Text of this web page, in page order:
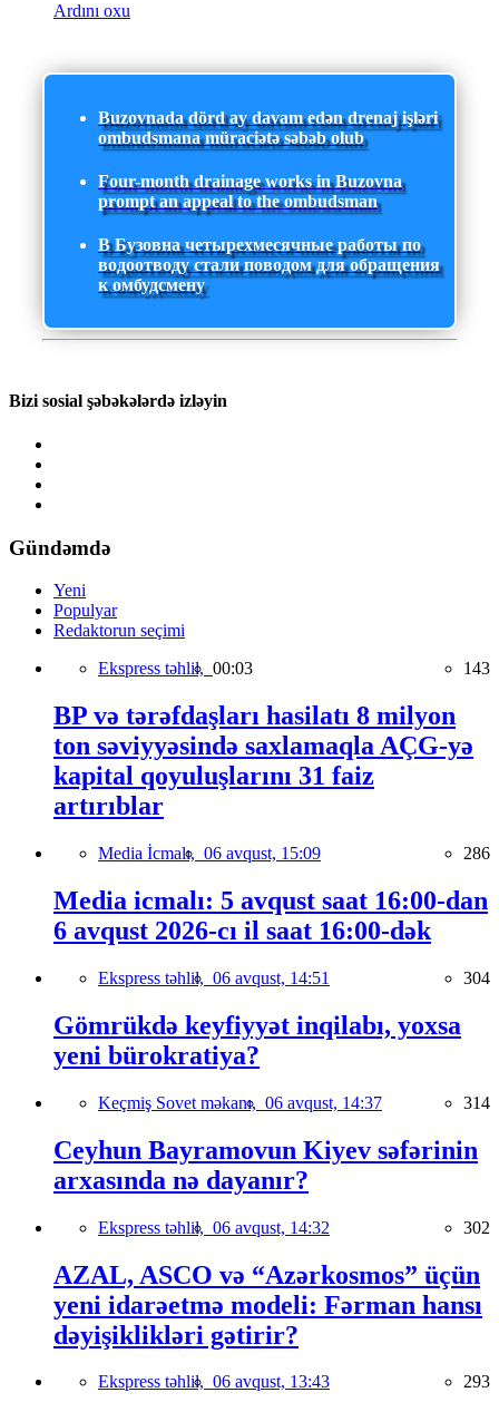
Ardını oxu
Buzovnada dörd ay davam edən drenaj işləri
ombudsmana müraciətə səbəb olub
Four-month drainage works in Buzovna
prompt an appeal to the ombudsman
В Бузовна четырехмесячные работы по
водоотводу стали поводом для обращения
к омбудсмену
Bizi sosial şəbəkələrdə izləyin
Gündəmdə
Yeni
Populyar
Redaktorun seçimi
Ekspress təhlil, 00:03 143
BP və tərəfdaşları hasilatı 8 milyon
ton səviyyəsində saxlamaqla AÇG-yə
kapital qoyuluşlarını 31 faiz
artırıblar
Media İcmalı, 06 avqust, 15:09 286
Media icmalı: 5 avqust saat 16:00-dan
6 avqust 2026-cı il saat 16:00-dək
Ekspress təhlil, 06 avqust, 14:51 304
Gömrükdə keyfiyyət inqilabı, yoxsa
yeni bürokratiya?
Keçmiş Sovet məkanı, 06 avqust, 14:37 314
Ceyhun Bayramovun Kiyev səfərinin
arxasında nə dayanır?
Ekspress təhlil, 06 avqust, 14:32 302
AZAL, ASCO və “Azərkosmos” üçün
yeni idarəetmə modeli: Fərman hansı
dəyişiklikləri gətirir?
Ekspress təhlil, 06 avqust, 13:43 293